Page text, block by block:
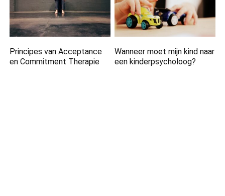
Principes van Acceptance
en Commitment Therapie
Wanneer moet mijn kind naar
een kinderpsycholoog?